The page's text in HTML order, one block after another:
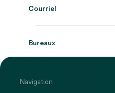
Courriel
Bureaux
Navigation